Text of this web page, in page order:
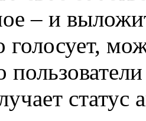
– и
статус